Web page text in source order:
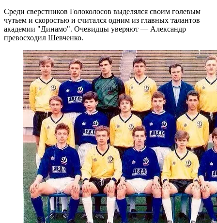
Среди сверстников Голоколосов выделялся своим голевым
чутьем и скоростью и считался одним из главных талантов
академии "Динамо". Очевидцы уверяют — Александр
превосходил Шевченко.